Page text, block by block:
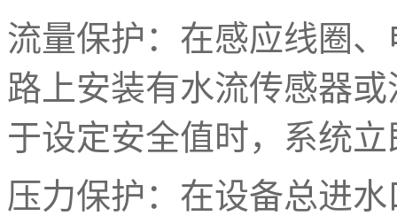
流量保护：在感应线圈
路上安装有水流传感器
于设定安全值时，系统
压力保护：在设备总进